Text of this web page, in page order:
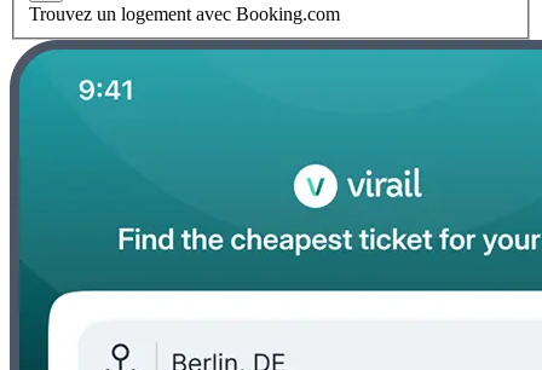
Trouvez un logement avec Booking.com